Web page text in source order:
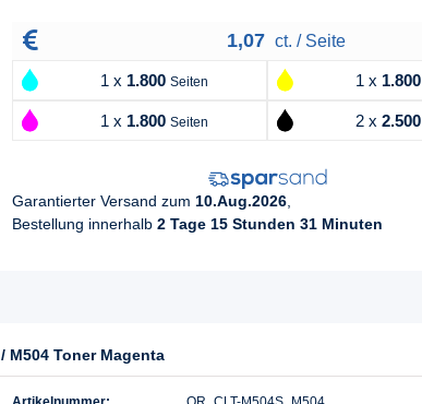
1,07 ct. / Seite
1 x 1.800 Seiten 1 x 1.800
1 x 1.800 Seiten 2 x 2.500
Garantierter Versand zum 10.Aug.2026,
Bestellung innerhalb 2 Tage 15 Stunden 31 Minuten
M504 Toner Magenta